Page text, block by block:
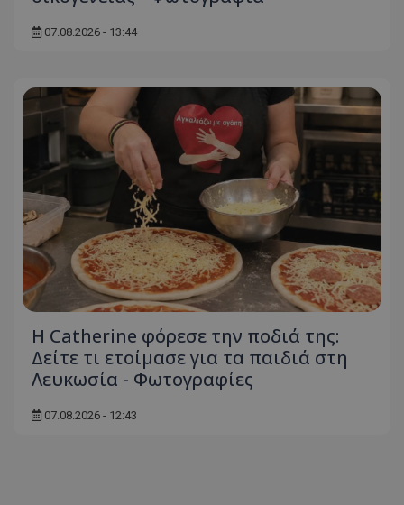
07.08.2026 - 13:44
Η Catherine φόρεσε την ποδιά της:
Δείτε τι ετοίμασε για τα παιδιά στη
Λευκωσία - Φωτογραφίες
07.08.2026 - 12:43
ASP.NET_SessionId
VISITOR_PRIVACY_METADATA
YouTube
.youtube.com